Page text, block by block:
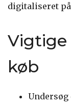
digitaliseret
Vigtige
køb